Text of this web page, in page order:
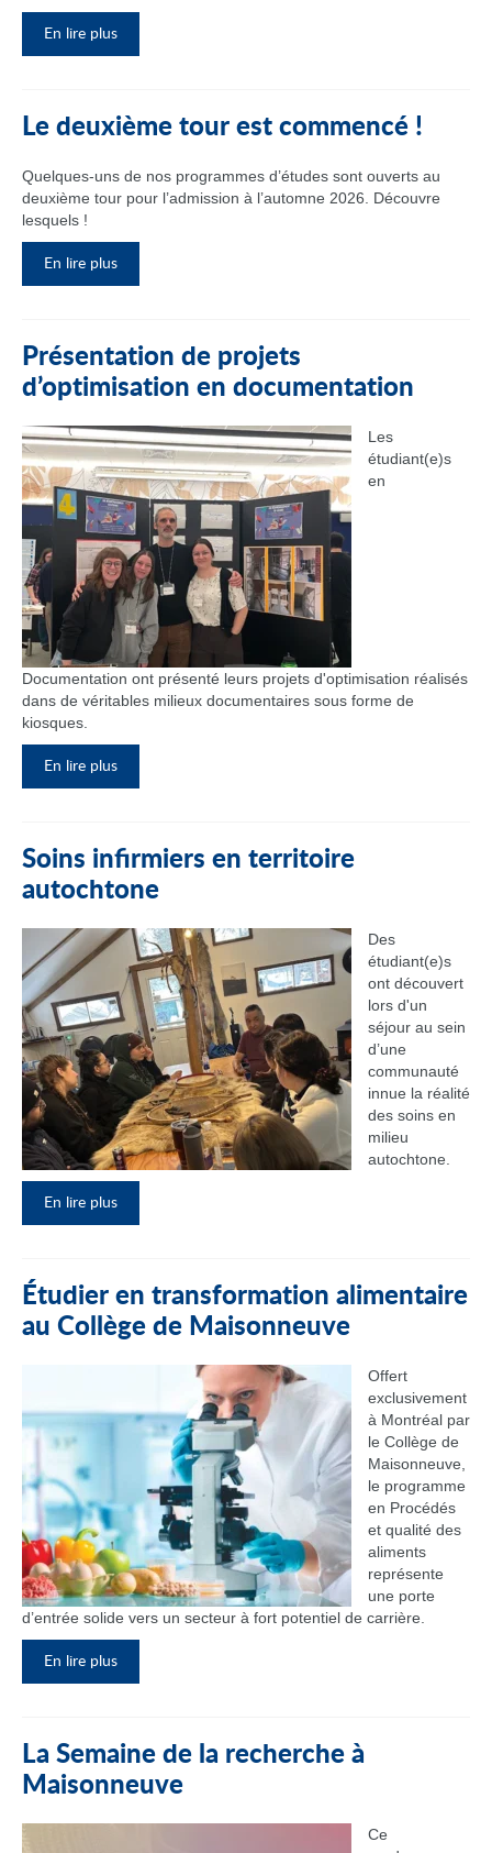
En lire plus
Le deuxième tour est commencé !
Quelques-uns de nos programmes d’études sont ouverts au
deuxième tour pour l’admission à l’automne 2026. Découvre
lesquels !
En lire plus
Présentation de projets
d’optimisation en documentation
Les
étudiant(e)s
en
Documentation ont présenté leurs projets d'optimisation réalisés
dans de véritables milieux documentaires sous forme de
kiosques.
En lire plus
Soins infirmiers en territoire
autochtone
Des
étudiant(e)s
ont découvert
lors d'un
séjour au sein
d’une
communauté
innue la réalité
des soins en
milieu
autochtone.
En lire plus
Étudier en transformation alimentaire
au Collège de Maisonneuve
Offert
exclusivement
à Montréal par
le Collège de
Maisonneuve,
le programme
en Procédés
et qualité des
aliments
représente
une porte
d’entrée solide vers un secteur à fort potentiel de carrière.
En lire plus
La Semaine de la recherche à
Maisonneuve
Ce